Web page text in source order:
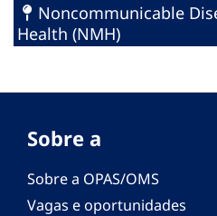
Noncommunicable
Health (NMH)
Sobre a
Sobre a OPAS/OMS
Vagas e oportunidades